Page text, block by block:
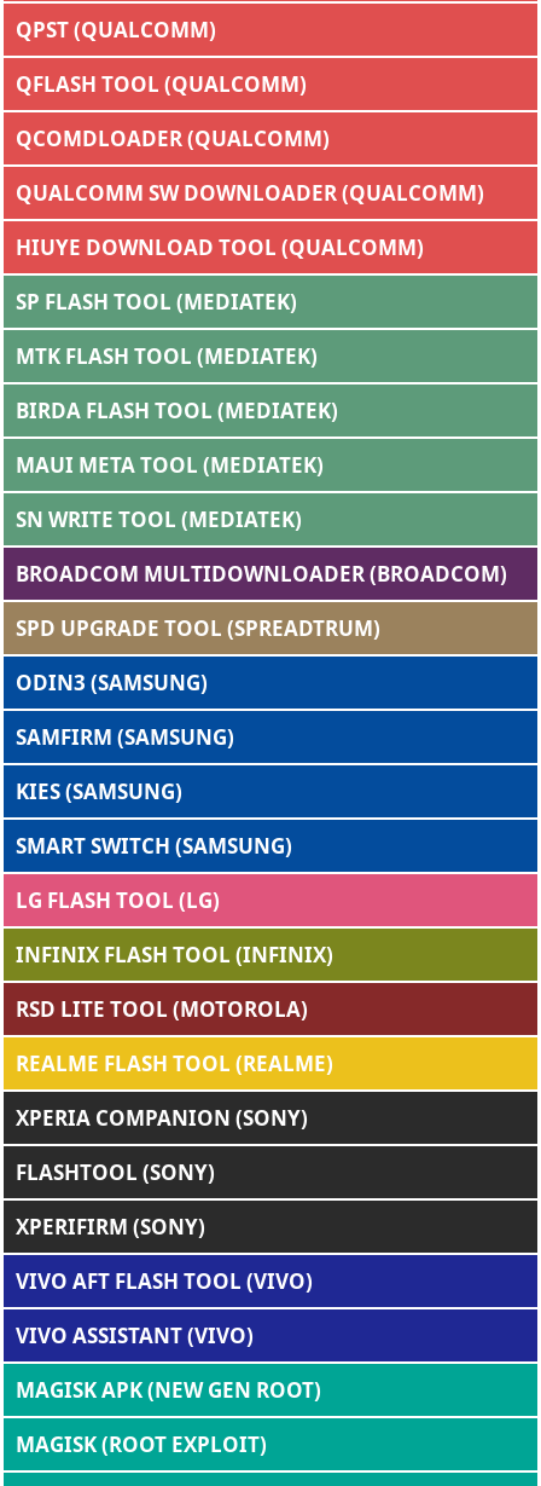
QPST (QUALCOMM)
QFLASH TOOL (QUALCOMM)
QCOMDLOADER (QUALCOMM)
QUALCOMM SW DOWNLOADER (QUALCOMM)
HIUYE DOWNLOAD TOOL (QUALCOMM)
SP FLASH TOOL (MEDIATEK)
MTK FLASH TOOL (MEDIATEK)
BIRDA FLASH TOOL (MEDIATEK)
MAUI META TOOL (MEDIATEK)
SN WRITE TOOL (MEDIATEK)
BROADCOM MULTIDOWNLOADER (BROADCOM)
SPD UPGRADE TOOL (SPREADTRUM)
ODIN3 (SAMSUNG)
SAMFIRM (SAMSUNG)
KIES (SAMSUNG)
SMART SWITCH (SAMSUNG)
LG FLASH TOOL (LG)
INFINIX FLASH TOOL (INFINIX)
RSD LITE TOOL (MOTOROLA)
REALME FLASH TOOL (REALME)
XPERIA COMPANION (SONY)
FLASHTOOL (SONY)
XPERIFIRM (SONY)
VIVO AFT FLASH TOOL (VIVO)
VIVO ASSISTANT (VIVO)
MAGISK APK (NEW GEN ROOT)
MAGISK (ROOT EXPLOIT)